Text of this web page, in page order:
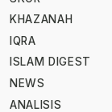
KHAZANAH
IQRA
ISLAM DIGEST
NEWS
ANALISIS